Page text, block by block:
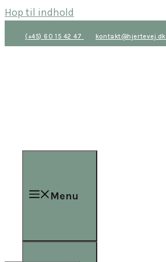
Hop til indhold
(+45) 60 15 42 47 kontakt@hjertevej.dk
Menu